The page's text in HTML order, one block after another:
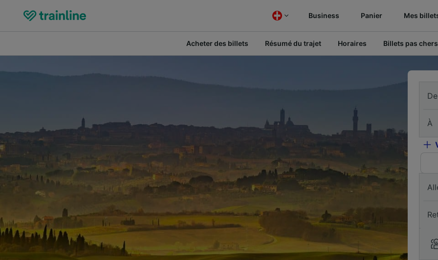
Business Panier Mes
Acheter des billets Résumé du trajet Horaires Billets pas chers
De
À